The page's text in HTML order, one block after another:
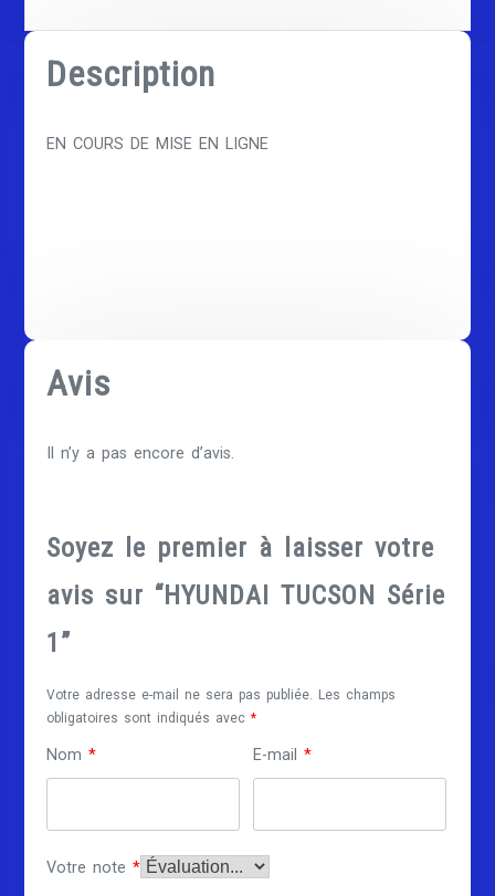
Description
EN COURS DE MISE EN LIGNE
Avis
Il n’y a pas encore d’avis.
Soyez le premier à laisser votre
avis sur “HYUNDAI TUCSON Série
1”
Votre adresse e-mail ne sera pas publiée.
Les champs
obligatoires sont indiqués avec*
Nom* E-mail*
Votre note*